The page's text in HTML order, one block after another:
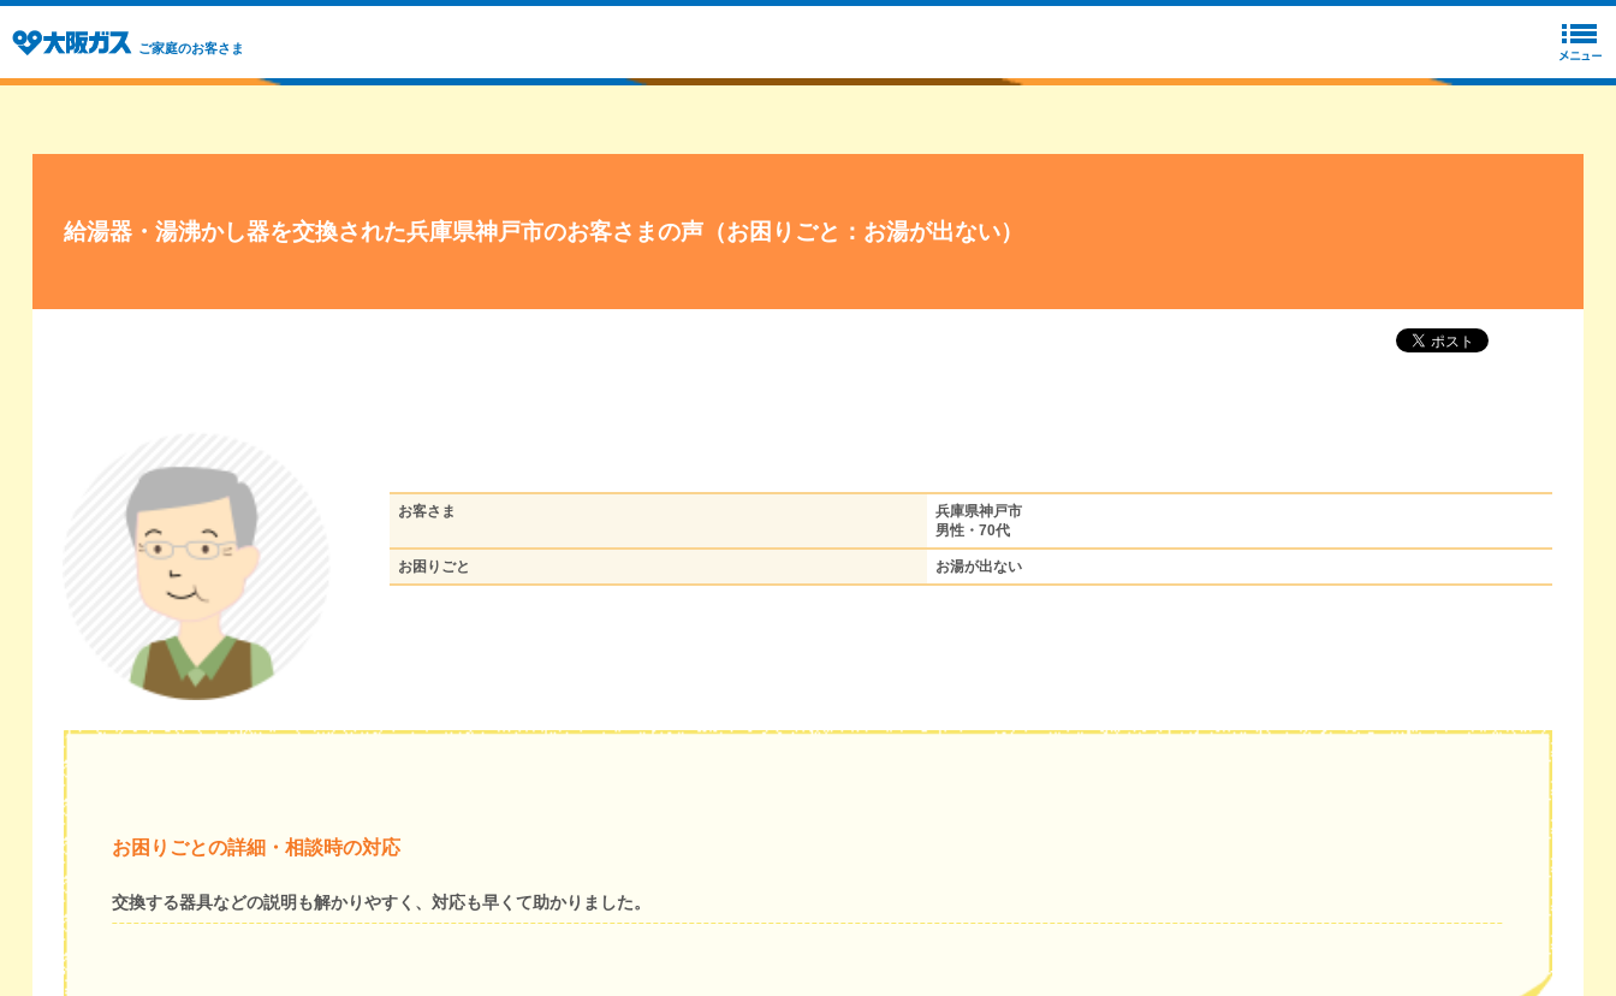
ご家庭のお客さま
給湯器・湯沸かし器を交換された兵庫県神戸市のお客さまの声（お困りごと：お湯が出ない）
お客さま
兵庫県神戸市
男性・70代
お困りごと お湯が出ない
お困りごとの詳細・相談時の対応
交換する器具などの説明も解かりやすく、対応も早くて助かりました。